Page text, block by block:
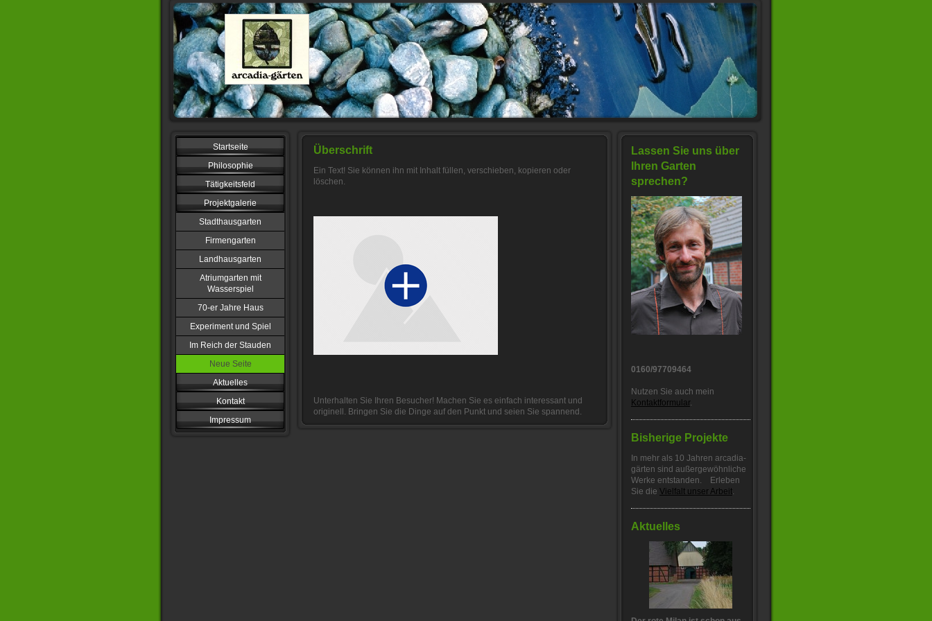
Startseite
Philosophie
Tätigkeitsfeld
Projektgalerie
Stadthausgarten
Firmengarten
Landhausgarten
Atriumgarten mit
Wasserspiel
70-er Jahre Haus
Experiment und Spiel
Im Reich der Stauden
Neue Seite
Aktuelles
Kontakt
Impressum
Überschrift
Ein Text! Sie können ihn mit Inhalt füllen, verschieben, kopieren oder
löschen.
Unterhalten Sie Ihren Besucher! Machen Sie es einfach interessant und
originell. Bringen Sie die Dinge auf den Punkt und seien Sie spannend.
Lassen Sie uns über
Ihren Garten
sprechen?
0160/97709464
Nutzen Sie auch mein
Kontaktformular.
Bisherige Projekte
In mehr als 10 Jahren arcadia-
gärten sind außergewöhnliche
Werke entstanden. Erleben
Sie die Vielfalt unser Arbeit.
Aktuelles